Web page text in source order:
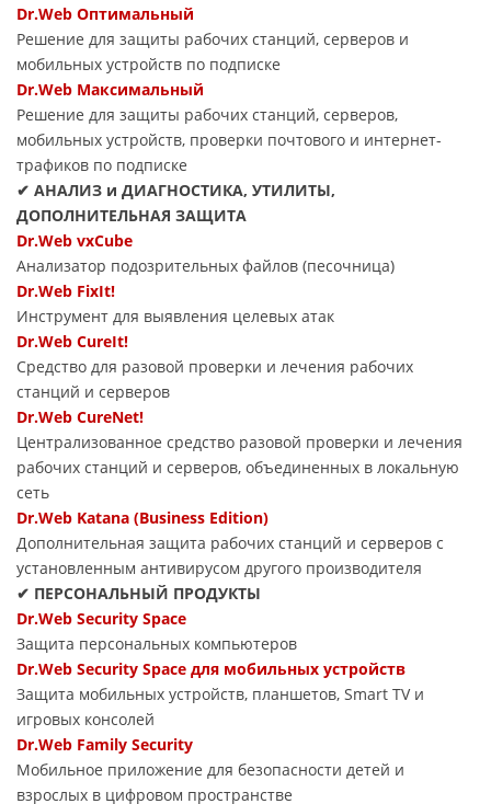
Dr.Web Оптимальный
Решение для защиты рабочих станций, серверов и
мобильных устройств по подписке
Dr.Web Максимальный
Решение для защиты рабочих станций, серверов,
мобильных устройств, проверки почтового и интернет-
трафиков по подписке
✔ АНАЛИЗ и ДИАГНОСТИКА, УТИЛИТЫ,
ДОПОЛНИТЕЛЬНАЯ ЗАЩИТА
Dr.Web vxCube
Анализатор подозрительных файлов (песочница)
Dr.Web FixIt!
Инструмент для выявления целевых атак
Dr.Web CureIt!
Средство для разовой проверки и лечения рабочих
станций и серверов
Dr.Web CureNet!
Централизованное средство разовой проверки и лечения
рабочих станций и серверов, объединенных в локальную
сеть
Dr.Web Katana (Business Edition)
Дополнительная защита рабочих станций и серверов с
установленным антивирусом другого производителя
✔ ПЕРСОНАЛЬНЫЙ ПРОДУКТЫ
Dr.Web Security Space
Защита персональных компьютеров
Dr.Web Security Space для мобильных устройств
Защита мобильных устройств, планшетов, Smart TV и
игровых консолей
Dr.Web Family Security
Мобильное приложение для безопасности детей и
взрослых в цифровом пространстве